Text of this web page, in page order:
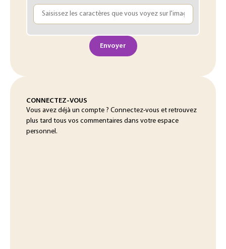
Envoyer
CONNECTEZ-VOUS
Vous avez déjà un compte ? Connectez-vous et retrouvez
plus tard tous vos commentaires dans votre espace
personnel.